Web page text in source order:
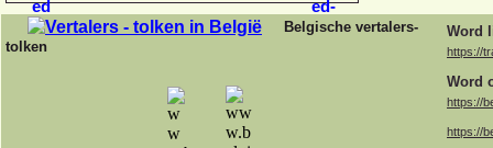
Belgische vertalers-
tolken
Word
https://
Word
https://
https://